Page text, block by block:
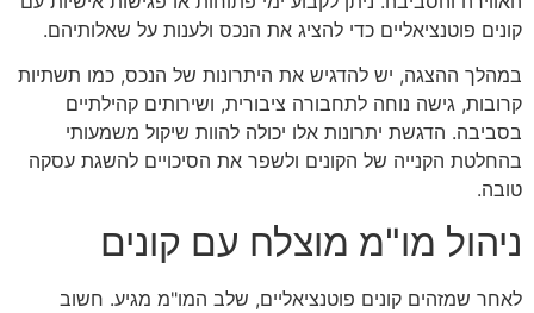
קונים פוטנציאליים כדי להציג את הנכס ולענות על שאלותיהם.
במהלך ההצגה, יש להדגיש את היתרונות של הנכס, כמו תשתיות
קרובות, גישה נוחה לתחבורה ציבורית, ושירותים קהילתיים
בסביבה. הדגשת יתרונות אלו יכולה להוות שיקול משמעותי
בהחלטת הקנייה של הקונים ולשפר את הסיכויים להשגת עסקה
טובה.
ניהול מו"מ מוצלח עם קונים
לאחר שמזהים קונים פוטנציאליים, שלב המו"מ מגיע. חשוב